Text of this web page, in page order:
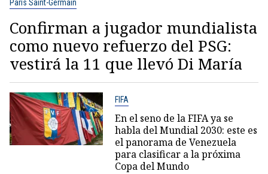
París Saint-Germain
Confirman a jugador mundialista
como nuevo refuerzo del PSG:
vestirá la 11 que llevó Di María
FIFA
En el seno de la FIFA ya se
habla del Mundial 2030: este es
el panorama de Venezuela
para clasificar a la próxima
Copa del Mundo